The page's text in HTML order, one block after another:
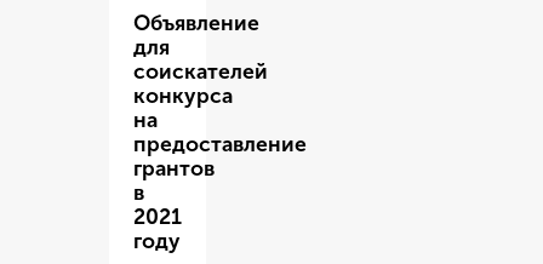
Объявление
для
соискателей
конкурса
на
предоставление
грантов
в
2021
году